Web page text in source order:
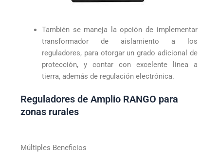
También se maneja la opción de implementar
transformador de aislamiento a los
reguladores, para otorgar un grado adicional de
protección, y contar con excelente linea a
tierra, además de regulación electrónica.
Reguladores de Amplio RANGO para
zonas rurales
Múltiples Beneficios